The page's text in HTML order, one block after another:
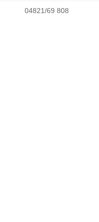
04821/69 808